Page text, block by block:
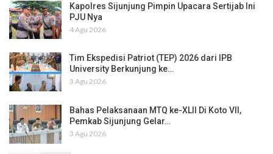
Kapolres Sijunjung Pimpin Upacara Sertijab Ini
PJU Nya
4 Agu 2026
Tim Ekspedisi Patriot (TEP) 2026 dari IPB
University Berkunjung ke…
3 Agu 2026
Bahas Pelaksanaan MTQ ke-XLII Di Koto VII,
Pemkab Sijunjung Gelar…
3 Agu 2026